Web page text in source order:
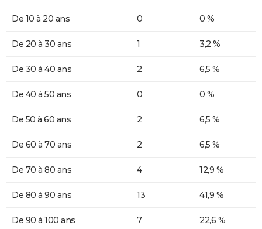
De 10 à 20 ans 0 0 %
De 20 à 30 ans 1 3,2 %
De 30 à 40 ans 2 6,5 %
De 40 à 50 ans 0 0 %
De 50 à 60 ans 2 6,5 %
De 60 à 70 ans 2 6,5 %
De 70 à 80 ans 4 12,9 %
De 80 à 90 ans 13 41,9 %
De 90 à 100 ans 7 22,6 %